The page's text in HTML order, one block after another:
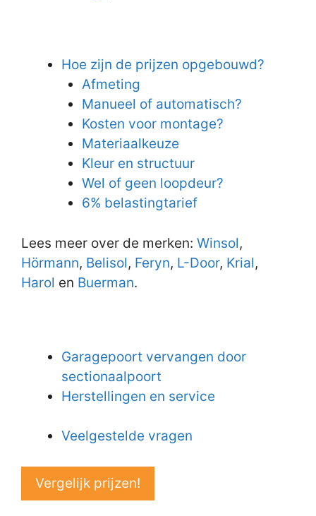
Hoe zijn de prijzen opgebouwd?
Afmeting
Manueel of automatisch?
Kosten voor montage?
Materiaalkeuze
Kleur en structuur
Wel of geen loopdeur?
6% belastingtarief
Lees meer over de merken: Winsol,
Hörmann, Belisol, Feryn, L-Door, Krial,
Harol en Buerman.
Garagepoort vervangen door
sectionaalpoort
Herstellingen en service
Veelgestelde vragen
Vergelijk prijzen!